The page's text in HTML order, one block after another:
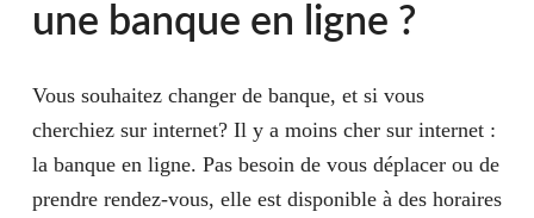
une banque en ligne ?
Vous souhaitez changer de banque, et si vous
cherchiez sur internet? Il y a moins cher sur internet :
la banque en ligne. Pas besoin de vous déplacer ou de
prendre rendez-vous, elle est disponible à des horaires